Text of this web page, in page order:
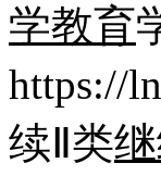
学教育
https://
续Ⅱ类